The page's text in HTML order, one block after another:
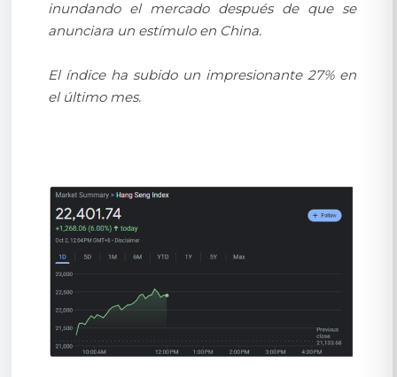
inundando el mercado después de que se
anunciara un estímulo en China.
El índice ha subido un impresionante 27% en
el último mes.